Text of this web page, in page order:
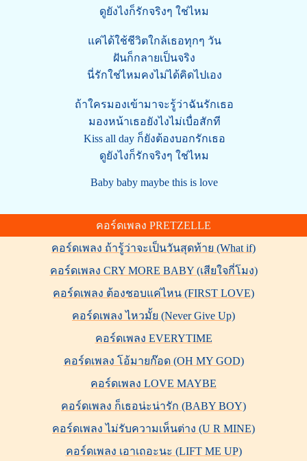
ดูยังไงก็รักจริงๆ ใช่ไหม
แค่ได้ใช้ชีวิตใกล้เธอทุกๆ วัน
ฝันก็กลายเป็นจริง
นี่รักใช่ไหมคงไม่ได้คิดไปเอง
ถ้าใครมองเข้ามาจะรู้ว่าฉันรักเธอ
มองหน้าเธอยังไงไม่เบื่อสักที
Kiss all day ก็ยังต้องบอกรักเธอ
ดูยังไงก็รักจริงๆ ใช่ไหม
Baby baby maybe this is love
คอร์ดเพลง PRETZELLE
คอร์ดเพลง ถ้ารู้ว่าจะเป็นวันสุดท้าย (What if)
คอร์ดเพลง CRY MORE BABY (เสียใจกี่โมง)
คอร์ดเพลง ต้องชอบแค่ไหน (FIRST LOVE)
คอร์ดเพลง ไหวมั้ย (Never Give Up)
คอร์ดเพลง EVERYTIME
คอร์ดเพลง โอ้มายก๊อด (OH MY GOD)
คอร์ดเพลง LOVE MAYBE
คอร์ดเพลง ก็เธอน่ะน่ารัก (BABY BOY)
คอร์ดเพลง ไม่รับความเห็นต่าง (U R MINE)
คอร์ดเพลง เอาเถอะนะ (LIFT ME UP)